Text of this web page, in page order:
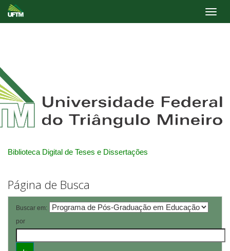
Biblioteca Digital de Teses e Dissertações
Página de Busca
Buscar em:
por